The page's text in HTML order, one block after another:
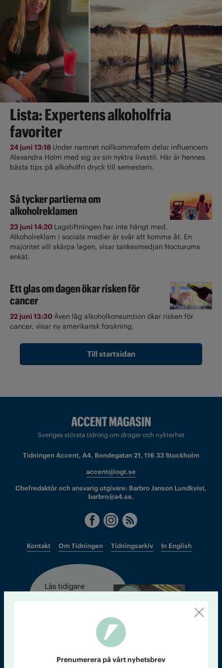
Lista: Expertens alkoholfria
favoriter
24 juni 13:18 Under namnet nollkommafem delar influencern
Alexandra Holm med sig av sin nyktra livsstil. Här är hennes
bästa tips på alkoholfri dryck till semestern.
Så tycker partierna om
alkoholreklamen
23 juni 14:20 Lagstiftningen har inte hängt med.
Alkoholreklam i sociala medier är svår att komma åt. En
majoritet vill skärpa lagen, visar tankesmedjan Nocturums
enkät.
Ett glas om dagen ökar risken för
cancer
22 juni 13:30Även låg alkoholkonsumtion ökar risken för
cancer, visar ny amerikansk forskning.
Till startsidan
Sveriges största tidning om droger och nykterhet
Tidningen Accent, A4, Bondegatan 21, 116 33 Stockholm
accent@iogt.se
Chefredaktör och ansvarig utgivare: Barbro Janson Lundkvist,
barbro@a4.se.
Kontakt Om Tidningen Tidningsarkiv In English
Läs tidigare
Prenumerera på vårt nyhetsbrev